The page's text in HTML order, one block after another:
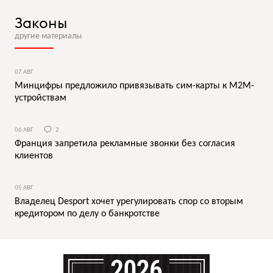
Законы
другие материалы
07 АВГ
Минцифры предложило привязывать сим-карты к M2M-
устройствам
06 АВГ 2
Франция запретила рекламные звонки без согласия
клиентов
05 АВГ
Владелец Desport хочет урегулировать спор со вторым
кредитором по делу о банкротстве